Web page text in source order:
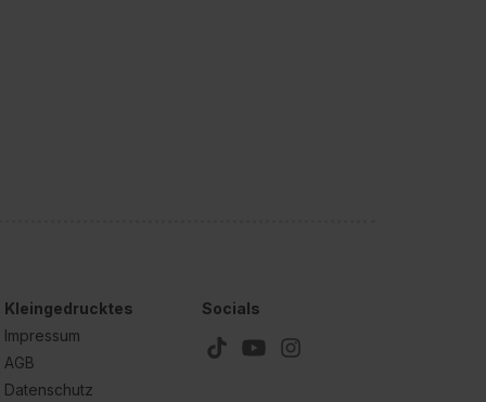
Kleingedrucktes
Impressum
AGB
Datenschutz
Socials